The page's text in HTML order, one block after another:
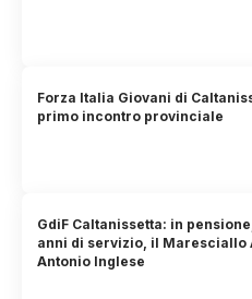
Forza Italia Giovani di
primo incontro provinciale
GdiF Caltanissetta: in
anni di servizio, il Maresciallo
Antonio Inglese